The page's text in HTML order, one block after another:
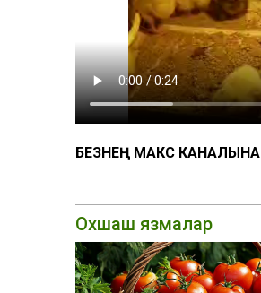
БЕЗНЕҢ МАКС КАНАЛЫНА
Охшаш язмалар